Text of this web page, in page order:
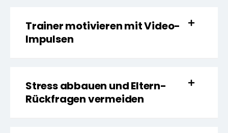
Trainer motivieren mit Video-
Impulsen
Stress abbauen und Eltern-
Rückfragen vermeiden